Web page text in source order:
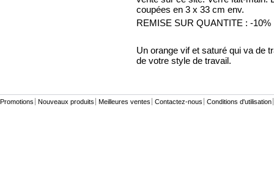
coupées en 3 x 33 cm env.
REMISE SUR QUANTITE : -10%
Un orange vif et saturé qui va de
de votre style de travail.
Promotions Nouveaux produits Meilleures ventes Contactez-nous Conditions d'utilisation